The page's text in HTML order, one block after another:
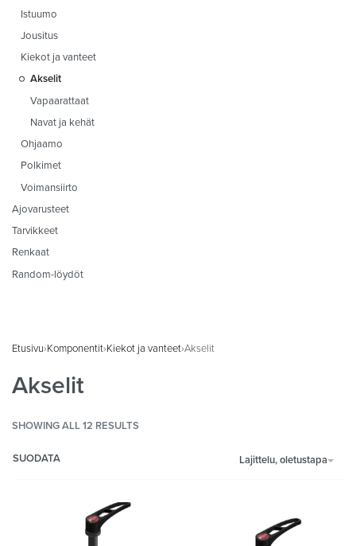
Istuumo
Jousitus
Kiekot ja vanteet
Akselit
Vapaarattaat
Navat ja kehät
Ohjaamo
Polkimet
Voimansiirto
Ajovarusteet
Tarvikkeet
Renkaat
Random-löydöt
Etusivu›Komponentit›Kiekot ja vanteet›Akselit
Akselit
SHOWING ALL 12 RESULTS
Lajittelu, oletustapa
SUODATA